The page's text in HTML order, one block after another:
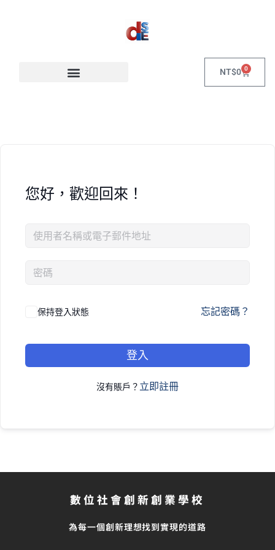
NT$0 0
您好，歡迎回來！
保持登入狀態 忘記密碼？
登入
沒有賬戶？ 立即註冊
數位社會創新創業學校
為每一個創新理想找到實現的道路